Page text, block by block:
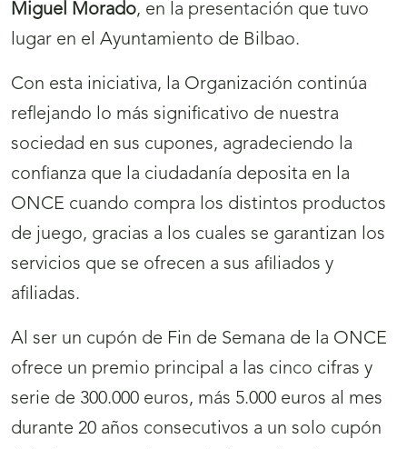
Miguel Morado, en la presentación que tuvo
lugar en el Ayuntamiento de Bilbao.
Con esta iniciativa, la Organización continúa
reflejando lo más significativo de nuestra
sociedad en sus cupones, agradeciendo la
confianza que la ciudadanía deposita en la
ONCE cuando compra los distintos productos
de juego, gracias a los cuales se garantizan los
servicios que se ofrecen a sus afiliados y
afiliadas.
Al ser un cupón de Fin de Semana de la ONCE
ofrece un premio principal a las cinco cifras y
serie de 300.000 euros, más 5.000 euros al mes
durante 20 años consecutivos a un solo cupón